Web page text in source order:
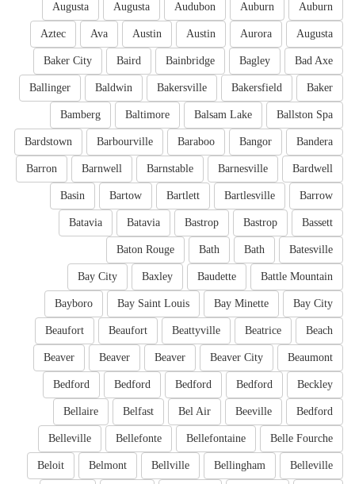
Auburn
Auburn
Audubon
Augusta
Augusta
Augusta
Aurora
Austin
Austin
Ava
Aztec
Bad Axe
Bagley
Bainbridge
Baird
Baker City
Baker
Bakersfield
Bakersville
Baldwin
Ballinger
Ballston Spa
Balsam Lake
Baltimore
Bamberg
Bandera
Bangor
Baraboo
Barbourville
Bardstown
Bardwell
Barnesville
Barnstable
Barnwell
Barron
Barrow
Bartlesville
Bartlett
Bartow
Basin
Bassett
Bastrop
Bastrop
Batavia
Batavia
Batesville
Bath
Bath
Baton Rouge
Battle Mountain
Baudette
Baxley
Bay City
Bay City
Bay Minette
Bay Saint Louis
Bayboro
Beach
Beatrice
Beattyville
Beaufort
Beaufort
Beaumont
Beaver City
Beaver
Beaver
Beaver
Beckley
Bedford
Bedford
Bedford
Bedford
Bedford
Beeville
Bel Air
Belfast
Bellaire
Belle Fourche
Bellefontaine
Bellefonte
Belleville
Belleville
Bellingham
Bellville
Belmont
Beloit